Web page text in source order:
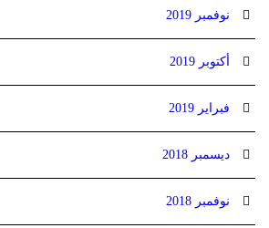
نوفمبر 2019
أكتوبر 2019
فبراير 2019
ديسمبر 2018
نوفمبر 2018